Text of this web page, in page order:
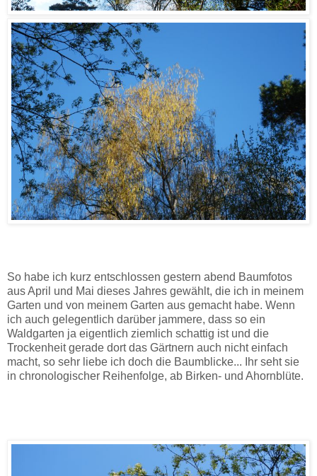
So habe ich kurz entschlossen gestern abend Baumfotos
aus April und Mai dieses Jahres gewählt, die ich in meinem
Garten und von meinem Garten aus gemacht habe. Wenn
ich auch gelegentlich darüber jammere, dass so ein
Waldgarten ja eigentlich ziemlich schattig ist und die
Trockenheit gerade dort das Gärtnern auch nicht einfach
macht, so sehr liebe ich doch die Baumblicke... Ihr seht sie
in chronologischer Reihenfolge, ab Birken- und Ahornblüte.